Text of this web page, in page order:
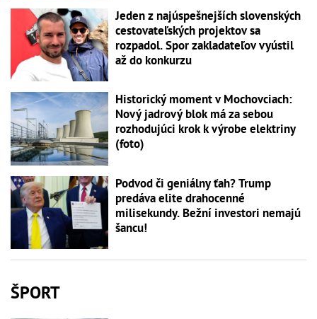
Jeden z najúspešnejších slovenských
cestovateľských projektov sa
rozpadol. Spor zakladateľov vyústil
až do konkurzu
Historický moment v Mochovciach:
Nový jadrový blok má za sebou
rozhodujúci krok k výrobe elektriny
(foto)
Podvod či geniálny ťah? Trump
predáva elite drahocenné
milisekundy. Bežní investori nemajú
šancu!
ŠPORT